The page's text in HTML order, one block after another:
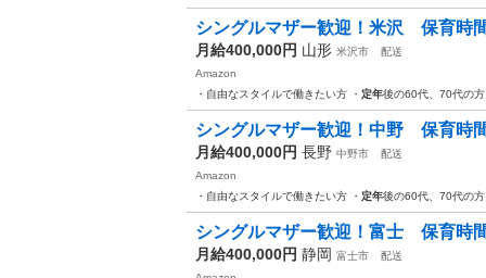
シングルマザー歓迎！米沢 保育時
月給400,000円 山形 米沢市
配送
Amazon
・自由なスタイルで働きたい方 ・ 定年後の60代、70代の
シングルマザー歓迎！中野 保育時
月給400,000円 長野 中野市
配送
Amazon
・自由なスタイルで働きたい方 ・ 定年後の60代、70代の
シングルマザー歓迎！富士 保育時
月給400,000円 静岡 富士市
配送